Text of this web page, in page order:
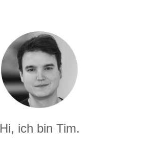
Hi, ich bin Tim.